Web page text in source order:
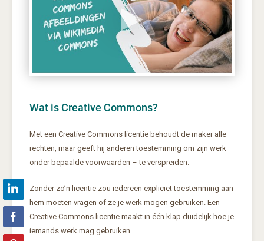
Wat is Creative Commons?
Met een Creative Commons licentie behoudt de maker alle
rechten, maar geeft hij anderen toestemming om zijn werk –
onder bepaalde voorwaarden – te verspreiden.
Zonder zo’n licentie zou iedereen expliciet toestemming aan
hem moeten vragen of ze je werk mogen gebruiken. Een
Creative Commons licentie maakt in één klap duidelijk hoe je
iemands werk mag gebruiken.